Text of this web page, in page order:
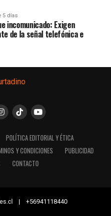
5 días
incomunicado: Exigen
de la señal telefónica e
POLÍTICA EDITORIAL Y ÉTICA
Y CONDICIONES
PUBLICIDAD
CONTACTO
| +56941118440